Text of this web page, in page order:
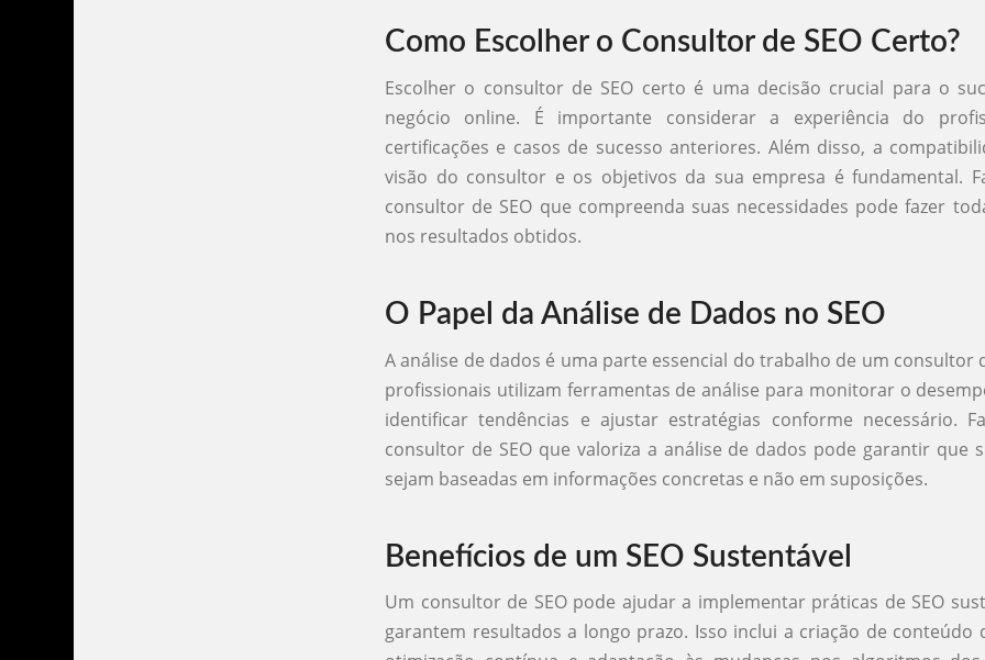
Como Escolher o Consultor de SEO Certo?
Escolher o consultor de SEO certo é uma decisão crucial para o
negócio online. É importante considerar a experiência do
certificações e casos de sucesso anteriores. Além disso, a
visão do consultor e os objetivos da sua empresa é fundamental.
consultor de SEO que compreenda suas necessidades pode fazer
nos resultados obtidos.
O Papel da Análise de Dados no SEO
A análise de dados é uma parte essencial do trabalho de um consultor
profissionais utilizam ferramentas de análise para monitorar o
identificar tendências e ajustar estratégias conforme necessário.
consultor de SEO que valoriza a análise de dados pode garantir que
sejam baseadas em informações concretas e não em suposições.
Benefícios de um SEO Sustentável
Um consultor de SEO pode ajudar a implementar práticas de SEO
garantem resultados a longo prazo. Isso inclui a criação de conteúdo